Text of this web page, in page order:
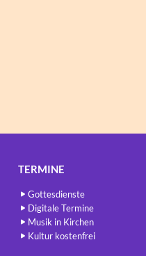
TERMINE
Gottesdienste
Digitale Termine
Musik in Kirchen
Kultur kostenfrei